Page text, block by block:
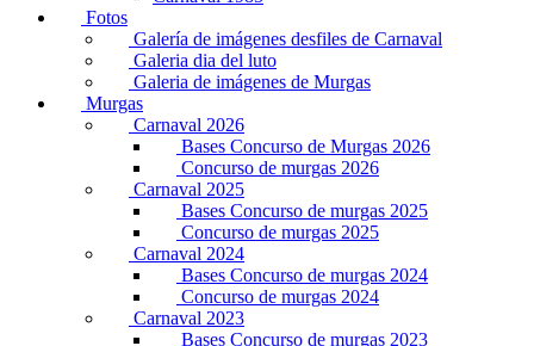
Fotos
Galería de imágenes desfiles de Carnaval
Galeria dia del luto
Galeria de imágenes de Murgas
Murgas
Carnaval 2026
Bases Concurso de Murgas 2026
Concurso de murgas 2026
Carnaval 2025
Bases Concurso de murgas 2025
Concurso de murgas 2025
Carnaval 2024
Bases Concurso de murgas 2024
Concurso de murgas 2024
Carnaval 2023
Bases Concurso de murgas 2023